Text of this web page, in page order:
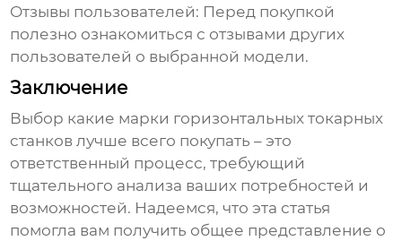
Отзывы пользователей: Перед покупкой
полезно ознакомиться с отзывами других
пользователей о выбранной модели.
Заключение
Выбор какие марки горизонтальных токарных
станков лучше всего покупать – это
ответственный процесс, требующий
тщательного анализа ваших потребностей и
возможностей. Надеемся, что эта статья
помогла вам получить общее представление о